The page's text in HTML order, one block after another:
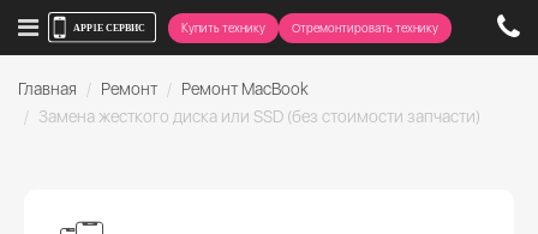
Купить технику Отремонтировать технику
Главная Ремонт
Ремонт MacBook
Замена жесткого диска или SSD (без стоимости запчасти)